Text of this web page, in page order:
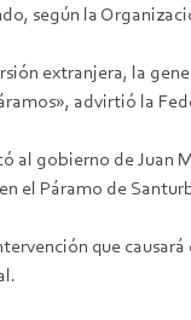
según la
extranjera, la
advirtió la
al gobierno de Juan
el Páramo de
que